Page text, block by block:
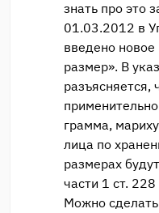
знать про это
01.03.2012 в
введено новое
размер». В
разъясняется,
грамма,
лица по
размерах
части 1 ст.
Можно